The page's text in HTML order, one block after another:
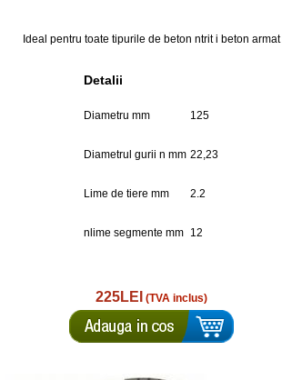
Ideal pentru toate tipurile de beton ntrit i beton armat
Detalii
Diametru mm 125
Diametrul gurii n mm 22,23
Lime de tiere mm 2.2
nlime segmente mm 12
225LEI (TVA inclus)